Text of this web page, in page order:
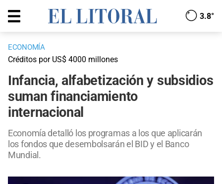
3.8°
ECONOMÍA
Créditos por US$ 4000 millones
Infancia, alfabetización y subsidios
suman financiamiento
internacional
Economía detalló los programas a los que aplicarán
los fondos que desembolsarán el BID y el Banco
Mundial.